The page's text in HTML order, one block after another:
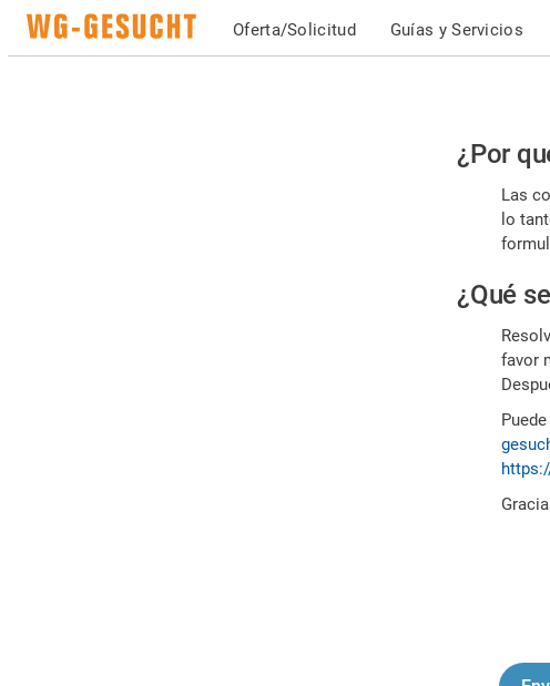
Oferta/Solicitud Guías y Servicios
Por
favor,
es
¿Por
Las
lo
¿Qué
favor